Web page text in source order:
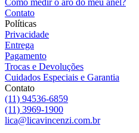
Contato
Políticas
Privacidade
Entrega
Pagamento
Trocas e Devoluções
Cuidados Especiais e Garantia
Contato
(11) 94536-6859
(11) 3969-1900
lica@licavincenzi.com.br